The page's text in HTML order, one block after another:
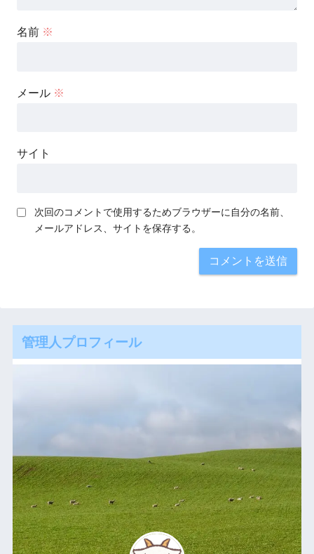
名前 ※
メール ※
サイト
次回のコメントで使用するためブラウザーに自分の名前、
メールアドレス、サイトを保存する。
管理人プロフィール